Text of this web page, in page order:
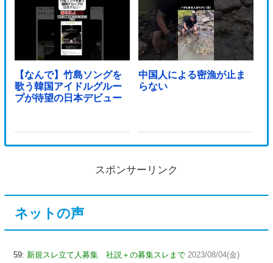
【なんで】竹島ソングを
歌う韓国アイドルグルー
プが待望の日本デビュー
中国人による密漁が止ま
らない
スポンサーリンク
ネットの声
59: 新規スレ立て人募集 社説＋の募集スレまで 2023/08/04(金)